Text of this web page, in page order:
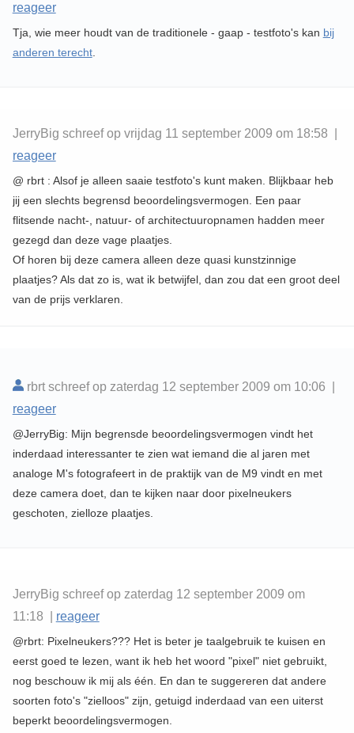
reageer
Tja, wie meer houdt van de traditionele - gaap - testfoto's kan bij
anderen terecht.
JerryBig schreef op vrijdag 11 september 2009 om 18:58 |
reageer
@ rbrt : Alsof je alleen saaie testfoto's kunt maken. Blijkbaar heb
jij een slechts begrensd beoordelingsvermogen. Een paar
flitsende nacht-, natuur- of architectuuropnamen hadden meer
gezegd dan deze vage plaatjes.
Of horen bij deze camera alleen deze quasi kunstzinnige
plaatjes? Als dat zo is, wat ik betwijfel, dan zou dat een groot deel
van de prijs verklaren.
rbrt schreef op zaterdag 12 september 2009 om 10:06 |
reageer
@JerryBig: Mijn begrensde beoordelingsvermogen vindt het
inderdaad interessanter te zien wat iemand die al jaren met
analoge M's fotografeert in de praktijk van de M9 vindt en met
deze camera doet, dan te kijken naar door pixelneukers
geschoten, zielloze plaatjes.
JerryBig schreef op zaterdag 12 september 2009 om
11:18 | reageer
@rbrt: Pixelneukers??? Het is beter je taalgebruik te kuisen en
eerst goed te lezen, want ik heb het woord "pixel" niet gebruikt,
nog beschouw ik mij als één. En dan te suggereren dat andere
soorten foto's "zielloos" zijn, getuigd inderdaad van een uiterst
beperkt beoordelingsvermogen.